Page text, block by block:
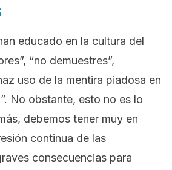
educado en la cultura del
“no demuestres”,
uso de la mentira piadosa en
No obstante, esto no es lo
debemos tener muy en
continua de las
consecuencias para